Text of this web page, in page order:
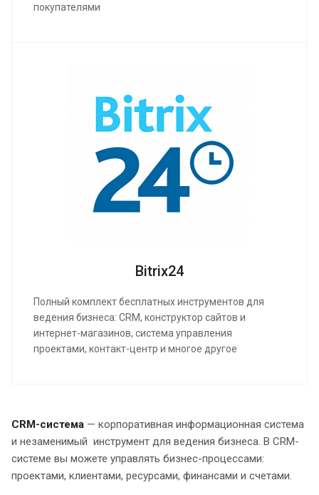
покупателями
Bitrix24
Полный комплект бесплатных инструментов для
ведения бизнеса: CRM, конструктор сайтов и
интернет-магазинов, система управления
проектами, контакт-центр и многое другое
CRM-система — корпоративная информационная система
и незаменимый инструмент для ведения бизнеса. В CRM-
системе вы можете управлять бизнес-процессами:
проектами, клиентами, ресурсами, финансами и счетами.